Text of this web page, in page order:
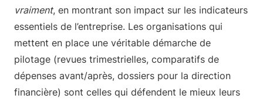
vraiment, en montrant son impact sur les indicateurs
essentiels de l’entreprise. Les organisations qui
mettent en place une véritable démarche de
pilotage (revues trimestrielles, comparatifs de
dépenses avant/après, dossiers pour la direction
financière) sont celles qui défendent le mieux leurs